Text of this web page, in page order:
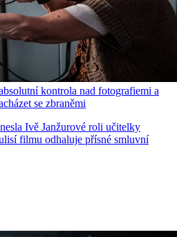
kontrola nad fotografiemi a
se zbraněmi
Ivě Janžurové roli učitelky
filmu odhaluje přísné smluvní